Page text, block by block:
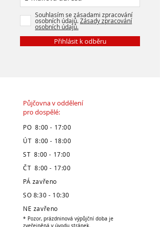
Souhlasím se zásadami zpracování
osobních údajů.Zásady zpracování
osobních údajů.
Přihlásit k odběru
Půjčovna v oddělení
pro dospělé:
PO 8:00 - 17:00
ÚT 8:00 - 18:00
ST 8:00 - 17:00
ČT 8:00 - 17:00
PÁ zavřeno
SO 8:30 - 10:30
NE zavřeno
* Pozor, prázdninová výpůjční doba je